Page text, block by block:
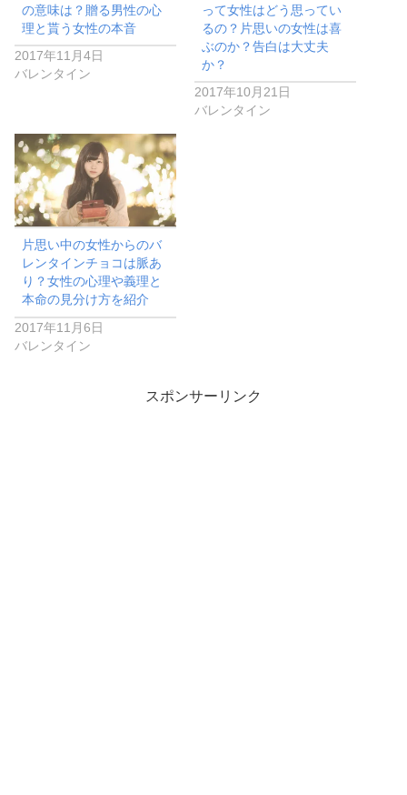
の意味は？贈る男性の心
理と貰う女性の本音
2017年11月4日
バレンタイン
って女性はどう思ってい
るの？片思いの女性は喜
ぶのか？告白は大丈夫
か？
2017年10月21日
バレンタイン
片思い中の女性からのバ
レンタインチョコは脈あ
り？女性の心理や義理と
本命の見分け方を紹介
2017年11月6日
バレンタイン
スポンサーリンク